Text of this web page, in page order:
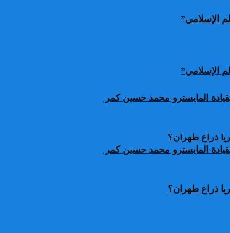
الإسلامي”
المايسترو محمد حسين كمر
ذراع طهران؟
الإسلامي”
المايسترو محمد حسين كمر
ذراع طهران؟